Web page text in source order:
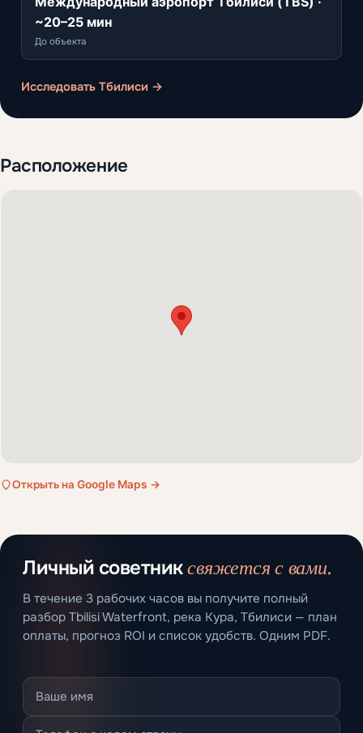
~20–25 мин
До объекта
Исследовать Тбилиси →
Расположение
Открыть на Google Maps →
Личный советниксвяжется с вами.
В течение 3 рабочих часов вы получите полный
разбор Tbilisi Waterfront, река Кура, Тбилиси — план
оплаты, прогноз ROI и список удобств. Одним PDF.